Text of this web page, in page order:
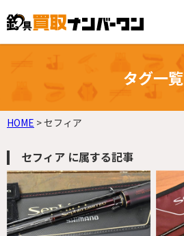
タグ一覧
HOME >セフィア
セフィア に属する記事